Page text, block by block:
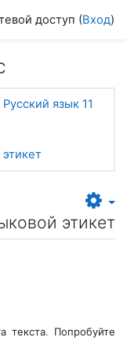
доступ (Вход)
Русский язык 11
этикет
текста. Попробуйте